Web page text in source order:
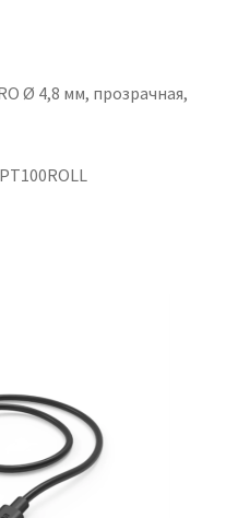
Ø 4,8 мм, прозрачная,